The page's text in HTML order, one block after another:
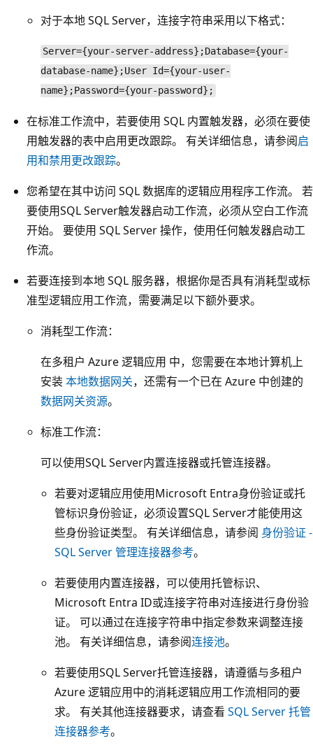
对于本地 SQL Server，连接字符串采用以下格式：
Server={your-server-address};Database={your-
database-name};User Id={your-user-
name};Password={your-password};
在标准工作流中，若要使用 SQL 内置触发器，必须在要使
用触发器的表中启用更改跟踪。 有关详细信息，请参阅启
用和禁用更改跟踪。
您希望在其中访问 SQL 数据库的逻辑应用程序工作流。 若
要使用SQL Server触发器启动工作流，必须从空白工作流
开始。 要使用 SQL Server 操作，使用任何触发器启动工
作流。
若要连接到本地 SQL 服务器，根据你是否具有消耗型或标
准型逻辑应用工作流，需要满足以下额外要求。
消耗型工作流：
在多租户 Azure 逻辑应用 中，您需要在本地计算机上
安装本地数据网关，还需有一个已在 Azure 中创建的
数据网关资源。
标准工作流：
可以使用SQL Server内置连接器或托管连接器。
若要对逻辑应用使用Microsoft Entra身份验证或托
管标识身份验证，必须设置SQL Server才能使用这
些身份验证类型。 有关详细信息，请参阅 身份验证 -
SQL Server 管理连接器参考。
若要使用内置连接器，可以使用托管标识、
Microsoft Entra ID或连接字符串对连接进行身份验
证。 可以通过在连接字符串中指定参数来调整连接
池。 有关详细信息，请参阅连接池。
若要使用SQL Server托管连接器，请遵循与多租户
Azure 逻辑应用中的消耗逻辑应用工作流相同的要
求。 有关其他连接器要求，请查看 SQL Server 托管
连接器参考。